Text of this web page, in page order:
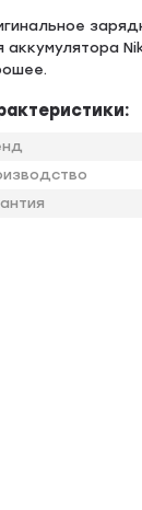
aккумулятора